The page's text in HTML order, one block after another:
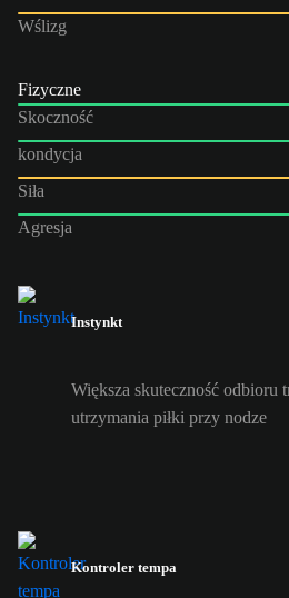
Wślizg
Fizyczne
Skoczność
kondycja
Siła
Agresja
Instynkt
Większa skuteczność odbioru
utrzymania piłki przy nodze
Kontroler tempa